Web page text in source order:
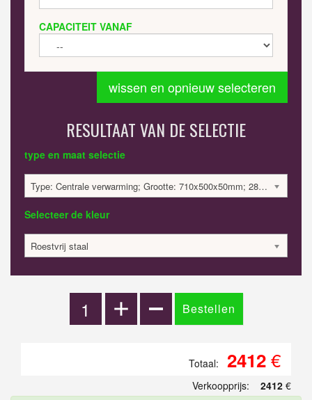
CAPACITEIT VANAF
wissen en opnieuw selecteren
RESULTAAT VAN DE SELECTIE
type en maat selectie
Type: Centrale verwarming; Grootte: 710x500x50mm; 285 Watt:; 2411.93 €
Selecteer de kleur
Roestvrij staal
Totaal: 2412€
Verkoopprijs: 2412 €